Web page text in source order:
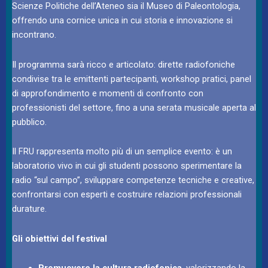
Scienze Politiche dell’Ateneo sia il Museo di Paleontologia,
offrendo una cornice unica in cui storia e innovazione si
incontrano.
Il programma sarà ricco e articolato: dirette radiofoniche
condivise tra le emittenti partecipanti, workshop pratici, panel
di approfondimento e momenti di confronto con
professionisti del settore, fino a una serata musicale aperta al
pubblico.
Il FRU rappresenta molto più di un semplice evento: è un
laboratorio vivo in cui gli studenti possono sperimentare la
radio “sul campo”, sviluppare competenze tecniche e creative,
confrontarsi con esperti e costruire relazioni professionali
durature.
Gli obiettivi del festival